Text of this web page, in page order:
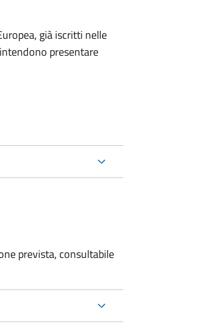
già iscritti nelle
presentare
prevista, consultabile